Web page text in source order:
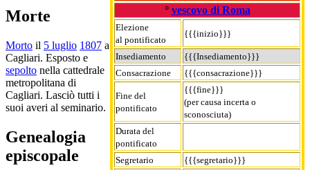
° vescovo di Roma
Elezione
al pontificato
{{{inizio}}}
Insediamento
{{{Insediamento}}}
Consacrazione
{{{consacrazione}}}
Fine del
pontificato
{{{fine}}}
(per causa incerta o
sconosciuta)
Durata del
pontificato
Segretario
{{{segretario}}}
Morte
Morto il 5 luglio 1807 a
Cagliari. Esposto e
sepolto nella cattedrale
metropolitana di
Cagliari. Lasciò tutti i
suoi averi al seminario.
Genealogia
episcopale